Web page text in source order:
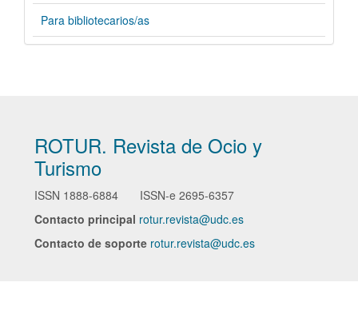
Para bibliotecarios/as
ROTUR. Revista de Ocio y
Turismo
ISSN 1888-6884 ISSN-e 2695-6357
Contacto principal rotur.revista@udc.es
Contacto de soporte rotur.revista@udc.es